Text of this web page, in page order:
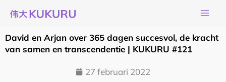
naar
de
inhoud
David en Arjan over 365 dagen succesvol, de kracht
van samen en transcendentie | KUKURU #121
27 februari 2022